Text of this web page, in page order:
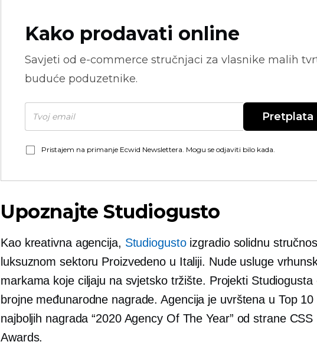
Kako prodavati online
Savjeti od e-commerce stručnjaci za vlasnike malih
buduće poduzetnike.
Pretplata
Pristajem na primanje Ecwid Newslettera. Mogu se odjaviti bilo kada.
Upoznajte Studiogusto
Kao kreativna agencija, Studiogustoizgradio solidnu
luksuznom sektoru Proizvedeno u Italiji. Nude usluge
markama koje ciljaju na svjetsko tržište. Projekti Studiogusta
brojne međunarodne nagrade. Agencija je uvrštena u Top
najboljih nagrada “2020 Agency Of The Year” od strane CSS
Awards.